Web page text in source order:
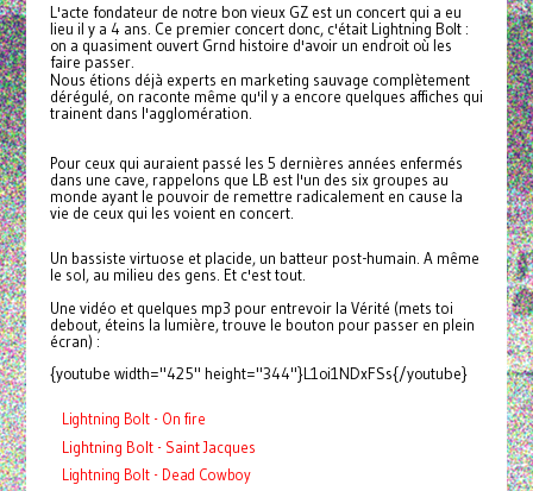
L'acte fondateur de notre bon vieux GZ est un concert qui a eu
lieu il y a 4 ans. Ce premier concert donc, c'était Lightning Bolt :
on a quasiment ouvert Grnd histoire d'avoir un endroit où les
faire passer.
Nous étions déjà experts en marketing sauvage complètement
dérégulé, on raconte même qu'il y a encore quelques affiches qui
trainent dans l'agglomération.
Pour ceux qui auraient passé les 5 dernières années enfermés
dans une cave, rappelons que LB est l'un des six groupes au
monde ayant le pouvoir de remettre radicalement en cause la
vie de ceux qui les voient en concert.
Un bassiste virtuose et placide, un batteur post-humain. A même
le sol, au milieu des gens. Et c'est tout.
Une vidéo et quelques mp3 pour entrevoir la Vérité (mets toi
debout, éteins la lumière, trouve le bouton pour passer en plein
écran) :
{youtube width="425" height="344"}L1oi1NDxFSs{/youtube}
Lightning Bolt - On fire
Lightning Bolt - Saint Jacques
Lightning Bolt - Dead Cowboy